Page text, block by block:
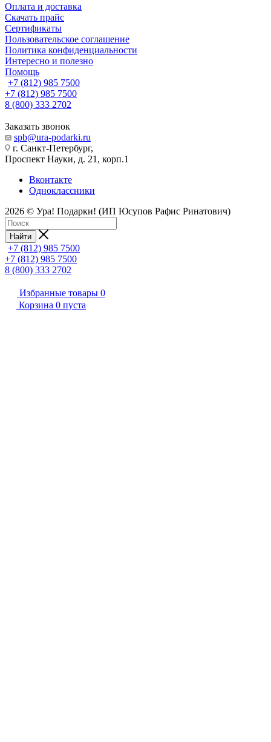
Оплата и доставка
Скачать прайс
Сертификаты
Пользовательское соглашение
Политика конфиденциальности
Интересно и полезно
Помощь
+7 (812) 985 7500
+7 (812) 985 7500
8 (800) 333 2702
Заказать звонок
spb@ura-podarki.ru
г. Санкт-Петербург,
Проспект Науки, д. 21, корп.1
Вконтакте
Одноклассники
2026 © Ура! Подарки! (ИП Юсупов Рафис Ринатович)
Найти
+7 (812) 985 7500
+7 (812) 985 7500
8 (800) 333 2702
Избранные товары 0
Корзина 0 пуста